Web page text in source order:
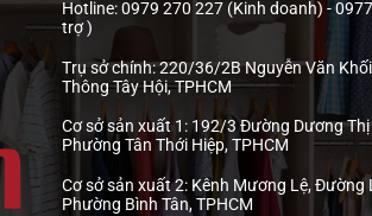
Hotline:0979 270 227 (Kinh doanh) -
trợ )
Trụ sở chính:220/36/2B Nguyễn Văn
Thông Tây Hội, TPHCM
Cơ sở sản xuất 1: 192/3 Đường Dương
Phường Tân Thới Hiệp, TPHCM
Cơ sở sản xuất 2: Kênh Mương Lệ, Đường
Phường Bình Tân, TPHCM